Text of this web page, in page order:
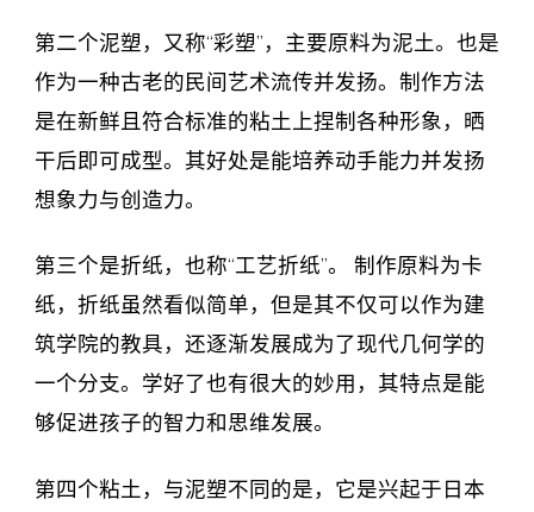
第二个泥塑，又称“彩塑”，主要原料为泥土。也是
作为一种古老的民间艺术流传并发扬。制作方法
是在新鲜且符合标准的粘土上捏制各种形象，晒
干后即可成型。其好处是能培养动手能力并发扬
想象力与创造力。
第三个是折纸，也称“工艺折纸”。 制作原料为卡
纸，折纸虽然看似简单，但是其不仅可以作为建
筑学院的教具，还逐渐发展成为了现代几何学的
一个分支。学好了也有很大的妙用，其特点是能
够促进孩子的智力和思维发展。
第四个粘土，与泥塑不同的是，它是兴起于日本